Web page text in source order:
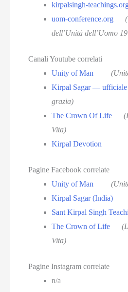
kirpalsingh-
uom-conference.org
dell’Unità dell’Uomo
Canali Youtube correlati
Unity of Man
Kirpal Sagar — ufficiale
grazia)
The Crown Of Life
Vita)
Kirpal Devotion
Pagine Facebook correlate
Unity of Man
Kirpal Sagar (India)
Sant Kirpal Singh
The Crown of Life
Vita)
Pagine Instagram correlate
n/a